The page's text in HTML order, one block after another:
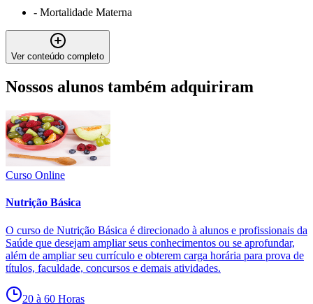
- Mortalidade Materna
Ver conteúdo completo
Nossos alunos também adquiriram
Curso Online
Nutrição Básica
O curso de Nutrição Básica é direcionado à alunos e profissionais da
Saúde que desejam ampliar seus conhecimentos ou se aprofundar,
além de ampliar seu currículo e obterem carga horária para prova de
títulos, faculdade, concursos e demais atividades.
20 à 60 Horas